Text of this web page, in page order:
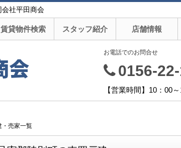
会社平田商会
賃貸物件検索 スタッフ紹介 店舗情報
会
お電話でのお問合せ
0156-
【営業時間】10：00
・売家一覧